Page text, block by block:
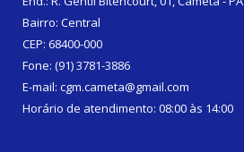
Bairro: Central
CEP: 68400-000
Fone: (91) 3781-3886
E-mail: cgm.cameta@gmail.com
Horário de atendimento: 08:00 às 14:00